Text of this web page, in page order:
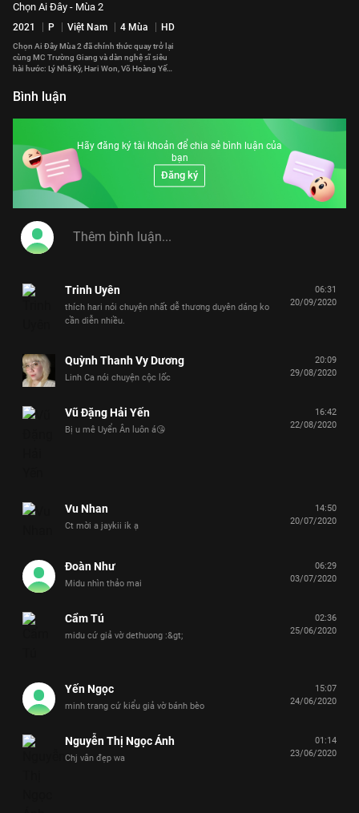
Chọn Ai Đây - Mùa 2
2021 P Việt Nam 4 Mùa HD
Chọn Ai Đây Mùa 2 đã chính thức quay trở lại
cùng MC Trường Giang và dàn nghệ sĩ siêu
hài hước: Lý Nhã Kỳ, Hari Won, Võ Hoàng Yến,
Hoàng Rapper, Will, Mạc Văn Khoa
Bình luận
Hãy đăng ký tài khoản để chia sẻ bình luận của
bạn
Đăng ký
Trinh Uyên
thích hari nói chuyện nhất dễ thương duyên dáng ko
cần diễn nhiều.
06:31
20/09/2020
Quỳnh Thanh Vy Dương
Linh Ca nói chuyện cộc lốc
20:09
29/08/2020
Vũ Đặng Hải Yến
Bị u mê Uyển Ân luôn á😘
16:42
22/08/2020
Vu Nhan
Ct mời a jaykii ik ạ
14:50
20/07/2020
Đoàn Như
Midu nhìn thảo mai
06:29
03/07/2020
Cẩm Tú
midu cứ giả vờ dethuong :&gt;
02:36
25/06/2020
Yến Ngọc
minh trang cứ kiểu giả vờ bánh bèo
15:07
24/06/2020
Nguyễn Thị Ngọc Ánh
Chj vân đẹp wa
01:14
23/06/2020